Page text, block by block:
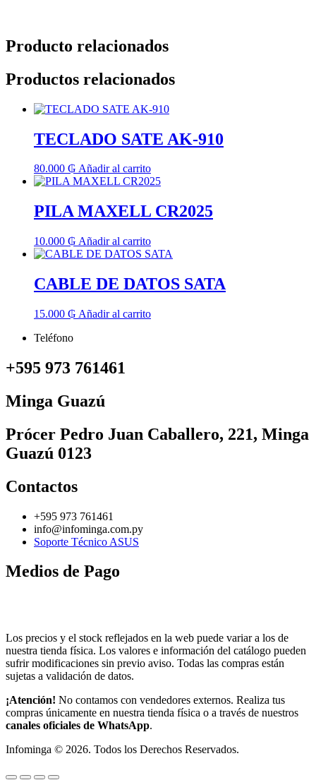
Producto relacionados
Productos relacionados
TECLADO SATE AK-910
80.000 ₲ Añadir al carrito
PILA MAXELL CR2025
10.000 ₲ Añadir al carrito
CABLE DE DATOS SATA
15.000 ₲ Añadir al carrito
Teléfono
+595 973 761461
Minga Guazú
Prócer Pedro Juan Caballero, 221, Minga
Guazú 0123
Contactos
+595 973 761461
info@infominga.com.py
Soporte Técnico ASUS
Medios de Pago
Los precios y el stock reflejados en la web puede variar a los de
nuestra tienda física. Los valores e información del catálogo pueden
sufrir modificaciones sin previo aviso. Todas las compras están
sujetas a validación de datos.
¡Atención! No contamos con vendedores externos. Realiza tus
compras únicamente en nuestra tienda física o a través de nuestros
canales oficiales de WhatsApp.
Infominga © 2026. Todos los Derechos Reservados.